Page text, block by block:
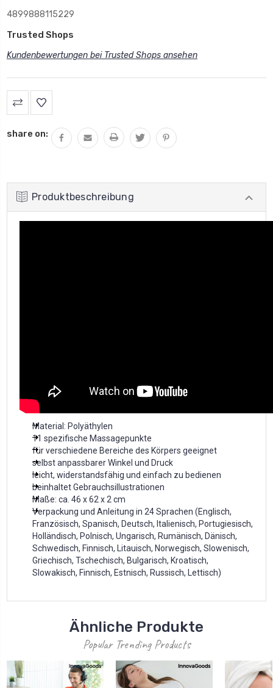
4899888115229
Trusted Shops
Kundenbewertungen bei Trusted Shops ansehen
share on:
Produktbeschreibung
Material: Polyäthylen
11 spezifische Massagepunkte
für verschiedene Bereiche des Körpers geeignet
selbst anpassbarer Winkel und Druck
leicht, widerstandsfähig und einfach zu bedienen
beinhaltet Gebrauchsillustrationen
Maße: ca. 46 x 62 x 2 cm
Verpackung und Anleitung in 24 Sprachen (Englisch,
Französisch, Spanisch, Deutsch, Italienisch, Portugiesisch,
Holländisch, Polnisch, Ungarisch, Rumänisch, Dänisch,
Schwedisch, Finnisch, Litauisch, Norwegisch, Slowenisch,
Griechisch, Tschechisch, Bulgarisch, Kroatisch,
Slowakisch, Finnisch, Estnisch, Russisch, Lettisch)
Ähnliche Produkte
Popular Trending Products